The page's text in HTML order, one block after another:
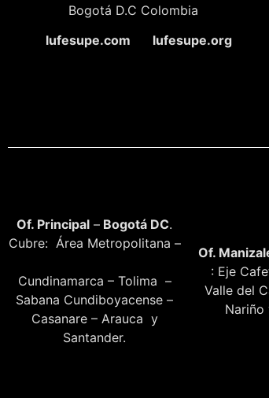
Bogotá D.C Colombia
lufesupe.com lufesupe.org
Of. Principal – Bogotá DC.
Cubre: Área Metropolitana –
Cundinamarca – Tolima –
Sabana Cundiboyacense –
Casanare – Arauca y
Santander.
Of.
: Eje
Valle del
Nariño